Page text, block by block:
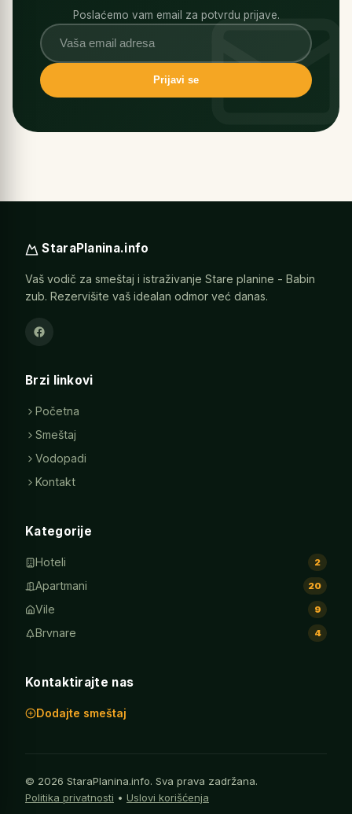
Poslaćemo vam email za potvrdu prijave.
Prijavi se
StaraPlanina.info
Vaš vodič za smeštaj i istraživanje Stare planine - Babin
zub. Rezervišite vaš idealan odmor već danas.
Brzi linkovi
Početna
Smeštaj
Vodopadi
Kontakt
Kategorije
Hoteli 2
Apartmani 20
Vile 9
Brvnare 4
Kontaktirajte nas
Dodajte smeštaj
© 2026 StaraPlanina.info. Sva prava zadržana.
Politika privatnosti • Uslovi korišćenja